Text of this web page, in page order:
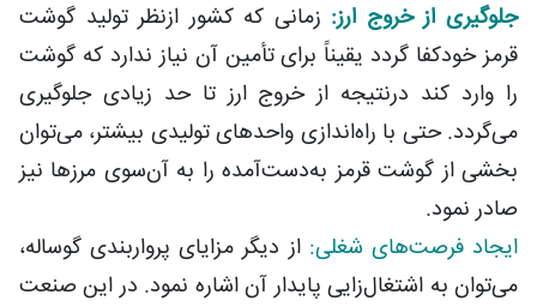
جلوگیری از خروج ارز: زمانی که کشور ازنظر تولید گوشت
قرمز خودکفا گردد یقیناً برای تأمین آن نیاز ندارد که گوشت
را وارد کند درنتیجه از خروج ارز تا حد زیادی جلوگیری
می‌گردد. حتی با راه‌اندازی واحدهای تولیدی بیشتر، می‌توان
بخشی از گوشت قرمز به‌دست‌آمده را به آن‌سوی مرزها نیز
صادر نمود.
ایجاد فرصت‌های شغلی: از دیگر مزایای پرواربندی گوساله،
می‌توان به اشتغال‌زایی پایدار آن اشاره نمود. در این صنعت